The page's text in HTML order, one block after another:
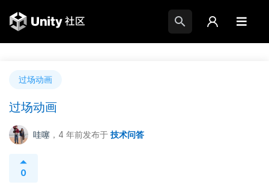
过场动画
过场动画
哇噻 ，4 年前发布于 技术问答
0